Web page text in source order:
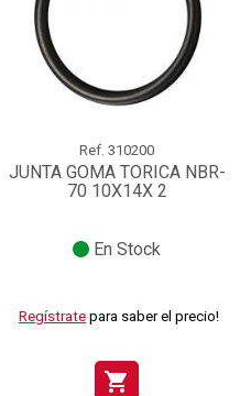
Ref. 310200
JUNTA GOMA TORICA NBR-
70 10X14X 2
En Stock
Regístrate para saber el precio!
shopping_cart